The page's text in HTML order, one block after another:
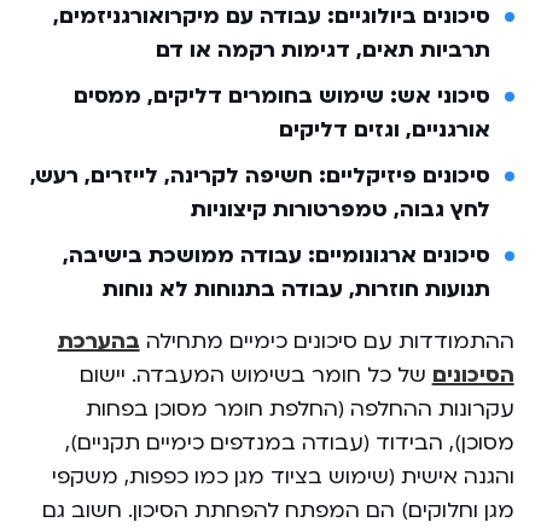
סיכונים ביולוגיים: עבודה עם מיקרואורגניזמים,
תרביות תאים, דגימות רקמה או דם
סיכוני אש: שימוש בחומרים דליקים, ממסים
אורגניים, וגזים דליקים
סיכונים פיזיקליים: חשיפה לקרינה, לייזרים, רעש,
לחץ גבוה, טמפרטורות קיצוניות
סיכונים ארגונומיים: עבודה ממושכת בישיבה,
תנועות חוזרות, עבודה בתנוחות לא נוחות
ההתמודדות עם סיכונים כימיים מתחילה בהערכת
הסיכונים של כל חומר בשימוש המעבדה. יישום
עקרונות ההחלפה (החלפת חומר מסוכן בפחות
מסוכן), הבידוד (עבודה במנדפים כימיים תקניים),
והגנה אישית (שימוש בציוד מגן כמו כפפות, משקפי
מגן וחלוקים) הם המפתח להפחתת הסיכון. חשוב גם